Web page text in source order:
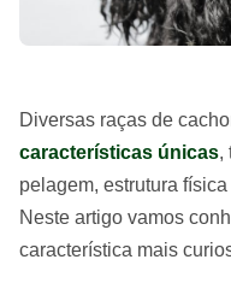
Diversas raças de
características únicas,
pelagem, estrutura
Neste artigo vamos
característica mais